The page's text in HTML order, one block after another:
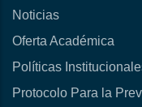
Noticias
Oferta Académica
Políticas
Protocolo Para la